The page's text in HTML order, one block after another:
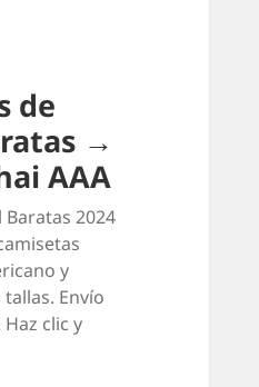
de
→
AAA
Baratas 2024
y
Envío
clic y